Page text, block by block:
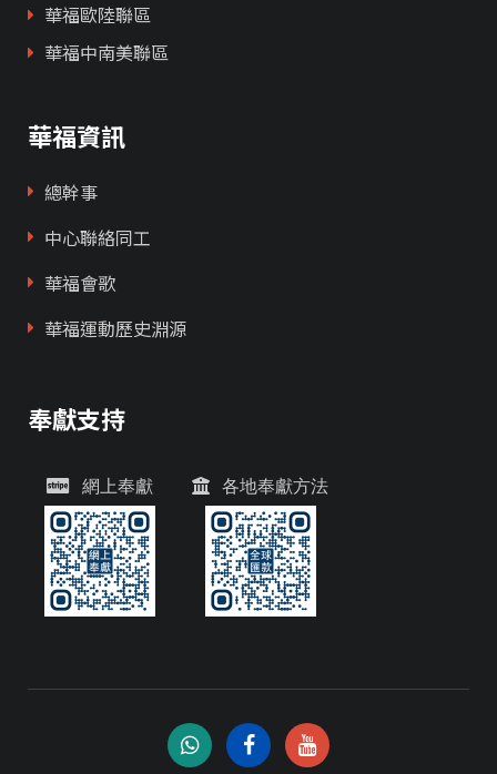
華福歐陸聯區
華福中南美聯區
華福資訊
總幹事
中心聯絡同工
華福會歌
華福運動歷史淵源
奉獻支持
網上奉獻 各地奉獻方法